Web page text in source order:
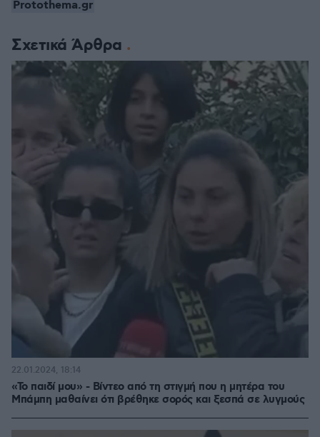
Σχετικά Άρθρα
«Το παιδί μου» - Βίντεο από τη στιγμή που η μητέρα του
Μπάμπη μαθαίνει ότι βρέθηκε σορός και ξεσπά σε λυγμούς
22.01.2024, 18:14
Protothema.gr